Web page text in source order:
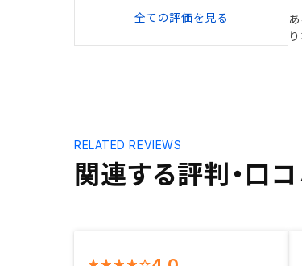
全ての評価を見る
関連する評判・口コ
RELATED REVIEWS